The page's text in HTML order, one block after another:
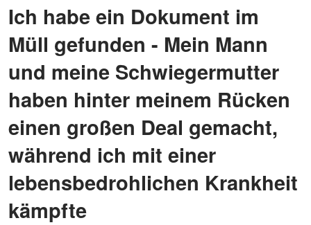
Ich habe ein Dokument im
Müll gefunden - Mein Mann
und meine Schwiegermutter
haben hinter meinem Rücken
einen großen Deal gemacht,
während ich mit einer
lebensbedrohlichen Krankheit
kämpfte